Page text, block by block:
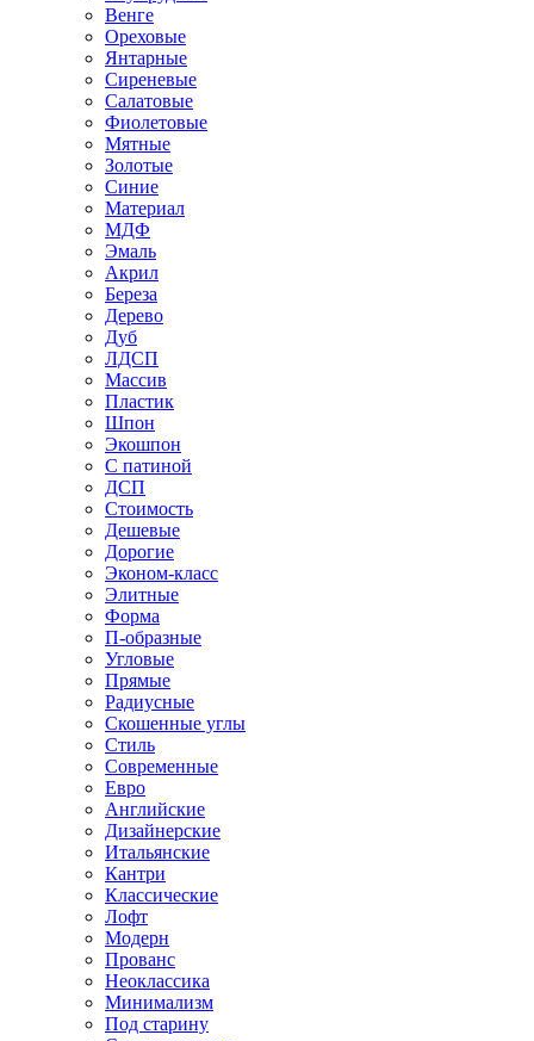
Венге
Ореховые
Янтарные
Сиреневые
Салатовые
Фиолетовые
Мятные
Золотые
Синие
Материал
МДФ
Эмаль
Акрил
Береза
Дерево
Дуб
ЛДСП
Массив
Пластик
Шпон
Экошпон
С патиной
ДСП
Стоимость
Дешевые
Дорогие
Эконом-класс
Элитные
Форма
П-образные
Угловые
Прямые
Радиусные
Скошенные углы
Стиль
Современные
Евро
Английские
Дизайнерские
Итальянские
Кантри
Классические
Лофт
Модерн
Прованс
Неоклассика
Минимализм
Под старину